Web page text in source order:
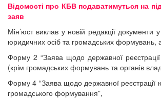
Відомості про КБВ подаватимуться на
заяв
Мін’юст виклав у новій редакції документи
юридичних осіб та громадських формувань,
Форму 2 “Заява щодо державної
(крім громадських формувань та органів
Форму 4 “Заява щодо державної реєстрації
громадського формування”,